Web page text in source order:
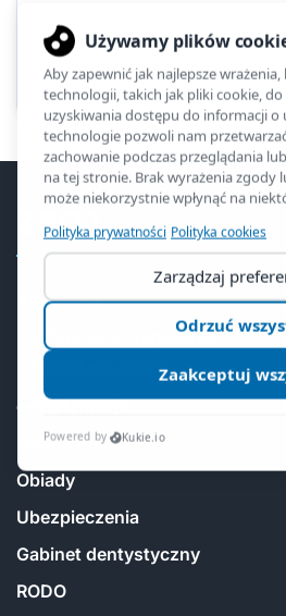
Poprzednia
ZSO2
Biblioteka
Informacje i regulamin
Biblioteka online
e-legitymacja
mLegitymacja
Obiady
Ubezpieczenia
Gabinet dentystyczny
RODO